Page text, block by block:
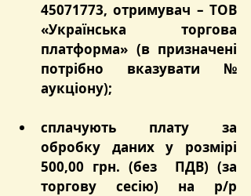
45071773, отримувач – ТОВ
«Українська торгова
платформа» (в призначені
потрібно вказувати №
аукціону);
сплачують плату за
обробку даних у розмірі
500,00 грн. (без  ПДВ) (за
торгову сесію) на р/р